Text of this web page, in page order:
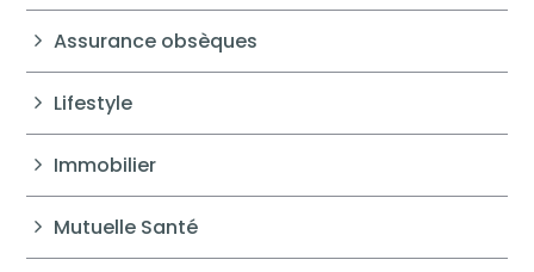
Assurance obsèques
Lifestyle
Immobilier
Mutuelle Santé